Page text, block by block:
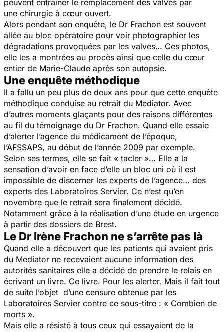
peuvent entraîner le remplacement des valves par
une chirurgie à cœur ouvert.
Alors pendant son enquête, le Dr Frachon est souvent
allée au bloc opératoire pour voir photographier les
dégradations provoquées par les valves… Ces photos,
elle les a montrées au procès ainsi que celle du cœur
entier de Marie-Claude après son autopsie.
Une enquête méthodique
Il a fallu un peu plus de deux ans pour que cette enquête
méthodique conduise au retrait du Mediator. Avec
d’autres moments glaçants pour des raisons différentes
au fil du témoignage du Dr Frachon. Quand elle essaie
d’alerter l’agence du médicament de l’époque,
l’AFSSAPS, au début de l’année 2009 par exemple.
Selon ses termes, elle se fait « tacler »… Elle a la
sensation d’avoir en face d’elle un bloc uni où il est
impossible de discerner les experts de l’agence… des
experts des Laboratoires Servier. Ce n’est qu’en
novembre que le retrait sera finalement décidé.
Notamment grâce à la réalisation d’une étude en urgence
à partir des dossiers de Brest.
Le Dr Irène Frachon ne s’arrête pas là
Quand elle a découvert que les patients qui avaient pris
du Mediator ne recevaient aucune information des
autorités sanitaires elle a décidé de prendre le relais en
écrivant un livre. Ce livre. Pour les alerter. Mais il fait tout
de suite l’objet d’une censure obtenue par les
Laboratoires Servier contre ce sous-titre : « Combien de
morts ».
Mais elle a résisté à tous ceux qui essayaient de la